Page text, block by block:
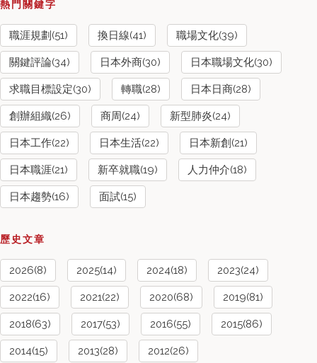
熱門關鍵字
職涯規劃(51) 換日線(41) 職場文化(39)
關鍵評論(34) 日本外商(30) 日本職場文化(30)
求職目標設定(30) 轉職(28) 日本日商(28)
創辦組織(26) 商周(24) 新型肺炎(24)
日本工作(22) 日本生活(22) 日本新創(21)
日本職涯(21) 新卒就職(19) 人力仲介(18)
日本趨勢(16) 面試(15)
歷史文章
2026(8) 2025(14) 2024(18) 2023(24)
2022(16) 2021(22) 2020(68) 2019(81)
2018(63) 2017(53) 2016(55) 2015(86)
2014(15) 2013(28) 2012(26)